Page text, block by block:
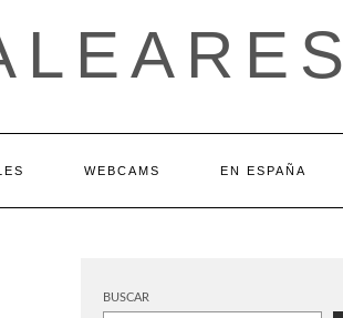
WEBCAMS EN ESPAÑA
BUSCAR